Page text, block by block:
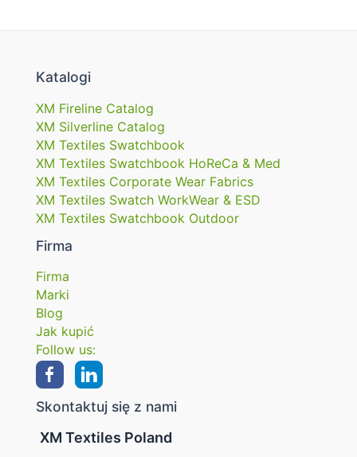
Katalogi
XM Fireline Catalog
XM Silverline Catalog
XM Textiles Swatchbook
XM Textiles Swatchbook HoReCa & Med
XM Textiles Corporate Wear Fabrics
XM Textiles Swatch WorkWear & ESD
XM Textiles Swatchbook Outdoor
Firma
Firma
Marki
Blog
Jak kupić
Follow us:
Skontaktuj się z nami
XM Textiles Poland